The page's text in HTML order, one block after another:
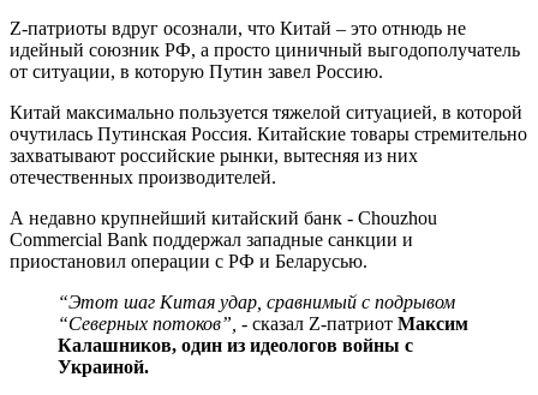
Z-патриоты вдруг осознали, что Китай – это отнюдь не
идейный союзник РФ, а просто циничный выгодополучатель
от ситуации, в которую Путин завел Россию.
Китай максимально пользуется тяжелой ситуацией, в которой
очутилась Путинская Россия. Китайские товары стремительно
захватывают российские рынки, вытесняя из них
отечественных производителей.
А недавно крупнейший китайский банк - Chouzhou
Commercial Bank поддержал западные санкции и
приостановил операции с РФ и Беларусью.
“Этот шаг Китая удар, сравнимый с подрывом
“Северных потоков”, - сказал Z-патриот Максим
Калашников, один из идеологов войны с
Украиной.